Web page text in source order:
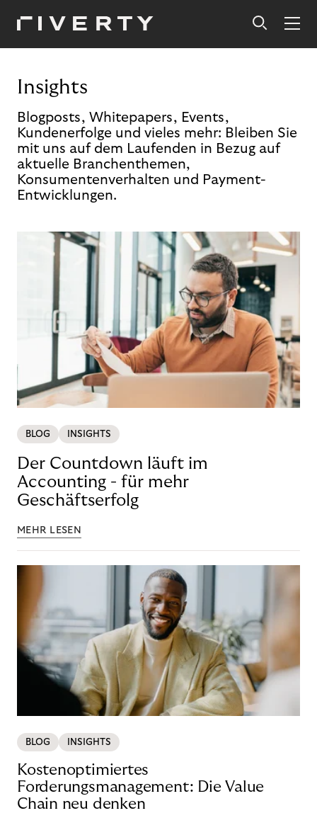
Insights
Blogposts, Whitepapers, Events,
Kundenerfolge und vieles mehr: Bleiben Sie
mit uns auf dem Laufenden in Bezug auf
aktuelle Branchenthemen,
Konsumentenverhalten und Payment-
Entwicklungen.
BLOG INSIGHTS
Der Countdown läuft im
Accounting - für mehr
Geschäftserfolg
MEHR LESEN
BLOG INSIGHTS
Kostenoptimiertes
Forderungsmanagement: Die Value
Chain neu denken